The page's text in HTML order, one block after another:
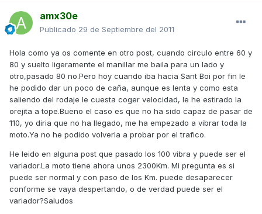
amx30e
Publicado 29 de Septiembre del 2011
Hola como ya os comente en otro post, cuando circulo entre 60 y
80 y suelto ligeramente el manillar me baila para un lado y
otro,pasado 80 no.Pero hoy cuando iba hacia Sant Boi por fin le
he podido dar un poco de caña, aunque es lenta y como esta
saliendo del rodaje le cuesta coger velocidad, le he estirado la
orejita a tope.Bueno el caso es que no ha sido capaz de pasar de
110, yo diria que no ha llegado, me ha empezado a vibrar toda la
moto.Ya no he podido volverla a probar por el trafico.
He leido en alguna post que pasado los 100 vibra y puede ser el
variador.La moto tiene ahora unos 2300Km. Mi pregunta es si
puede ser normal y con paso de los Km. puede desaparecer
conforme se vaya despertando, o de verdad puede ser el
variador?Saludos